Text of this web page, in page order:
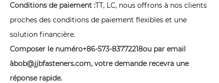
Conditions de paiement :TT, LC, nous offrons à nos clients
proches des conditions de paiement flexibles et une
solution financière.
Composer le numéro+86-573-83772218ou par email
àbob@jjbfasteners.com, votre demande recevra une
réponse rapide.